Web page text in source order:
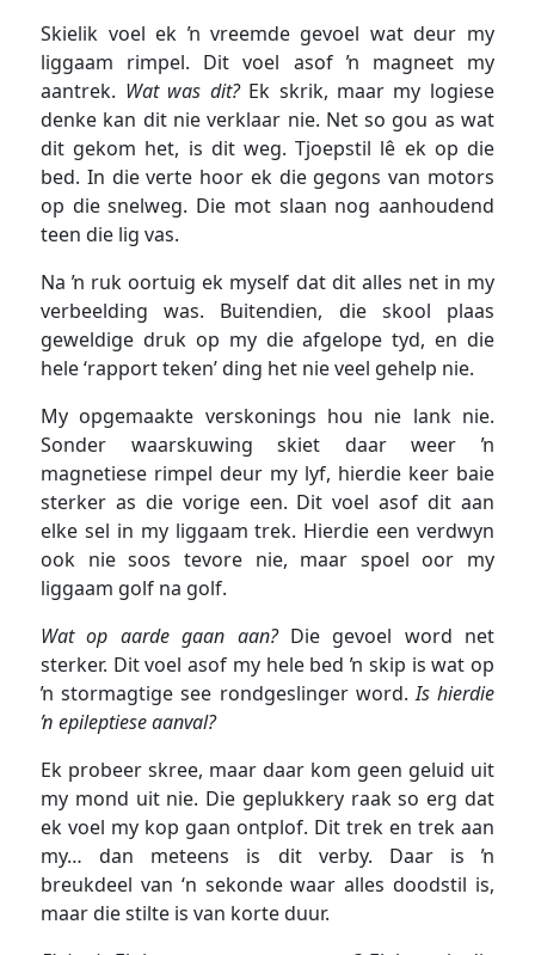
Skielik voel ek ŉ vreemde gevoel wat deur my
liggaam rimpel. Dit voel asof ŉ magneet my
aantrek. Wat was dit?Ek skrik, maar my logiese
denke kan dit nie verklaar nie. Net so gou as wat
dit gekom het, is dit weg. Tjoepstil lê ek op die
bed. In die verte hoor ek die gegons van motors
op die snelweg. Die mot slaan nog aanhoudend
teen die lig vas.
Na ŉ ruk oortuig ek myself dat dit alles net in my
verbeelding was. Buitendien, die skool plaas
geweldige druk op my die afgelope tyd, en die
hele ‘rapport teken’ ding het nie veel gehelp nie.
My opgemaakte verskonings hou nie lank nie.
Sonder waarskuwing skiet daar weer ŉ
magnetiese rimpel deur my lyf, hierdie keer baie
sterker as die vorige een. Dit voel asof dit aan
elke sel in my liggaam trek. Hierdie een verdwyn
ook nie soos tevore nie, maar spoel oor my
liggaam golf na golf.
Wat op aarde gaan aan?Die gevoel word net
sterker. Dit voel asof my hele bed ŉ skip is wat op
ŉ stormagtige see rondgeslinger word.Is hierdie
ŉ epileptiese aanval?
Ek probeer skree, maar daar kom geen geluid uit
my mond uit nie. Die geplukkery raak so erg dat
ek voel my kop gaan ontplof. Dit trek en trek aan
my… dan meteens is dit verby. Daar is ŉ
breukdeel van ‘n sekonde waar alles doodstil is,
maar die stilte is van korte duur.